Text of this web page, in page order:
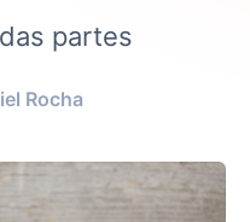
partes
Rocha